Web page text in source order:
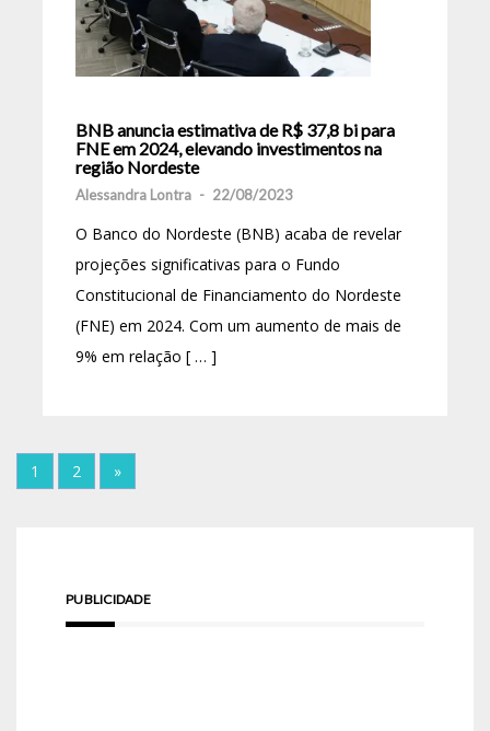
BNB anuncia estimativa de R$ 37,8 bi para
FNE em 2024, elevando investimentos na
região Nordeste
Alessandra Lontra - 22/08/2023
O Banco do Nordeste (BNB) acaba de revelar
projeções significativas para o Fundo
Constitucional de Financiamento do Nordeste
(FNE) em 2024. Com um aumento de mais de
9% em relação [ … ]
1 2 »
PUBLICIDADE